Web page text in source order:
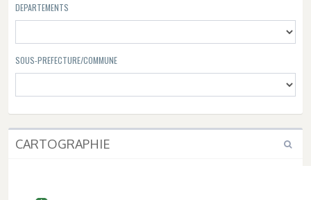
DEPARTEMENTS
SOUS-PREFECTURE/COMMUNE
CARTOGRAPHIE